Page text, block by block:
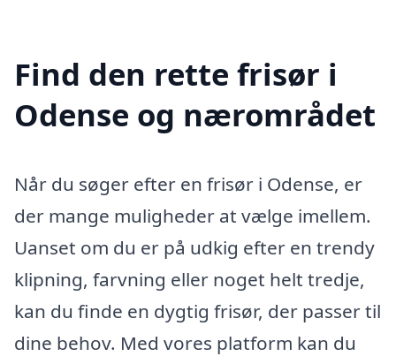
Find den rette frisør i
Odense og nærområdet
Når du søger efter en frisør i Odense, er
der mange muligheder at vælge imellem.
Uanset om du er på udkig efter en trendy
klipning, farvning eller noget helt tredje,
kan du finde en dygtig frisør, der passer til
dine behov. Med vores platform kan du